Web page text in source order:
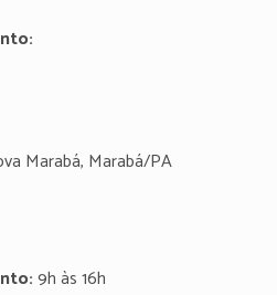
Marabá, Marabá/PA
9h às 16h